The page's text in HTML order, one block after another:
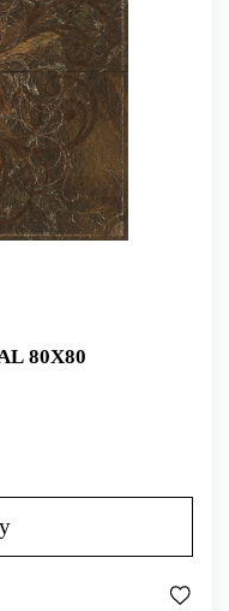
80X80